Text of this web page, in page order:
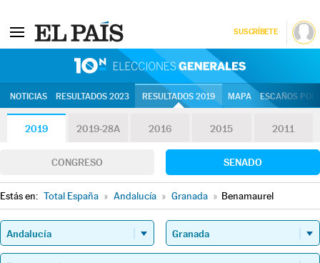
SUSCRÍBETE
NOTICIAS RESULTADOS 2023 RESULTADOS 2019 MAPA ESCAÑOS
2019 2019-28A 2016 2015 2011
CONGRESO SENADO
Estás en: Total España » Andalucía » Granada » Benamaurel